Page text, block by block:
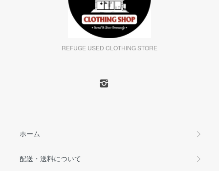
REFUGE USED CLOTHING STORE
ホーム
配送・送料について